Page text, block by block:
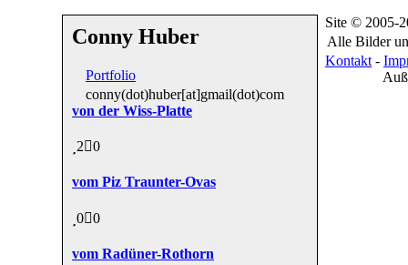
Conny Huber
Portfolio
conny(dot)huber[at]gmail(dot)com
von der Wiss-Platte
2 0
vom Piz Traunter-Ovas
0 0
vom Radüner-Rothorn
Site © 2005-
Alle Bilder
Kontakt -